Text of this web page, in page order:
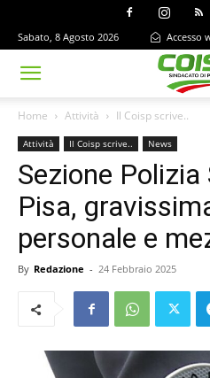
Sabato, 8 Agosto 2026 Accesso
Home Attività Il Coisp scrive..
Attività Il Coisp scrive.. News
Sezione Polizia
Pisa,
personale e
By Redazione - 24 Febbraio 2025